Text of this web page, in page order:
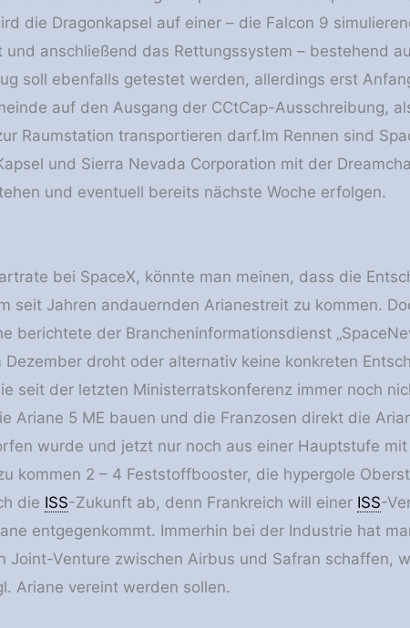
die Dragonkapsel auf einer – die Falcon 9
und anschließend das Rettungssystem – bestehend
soll ebenfalls getestet werden, allerdings erst
auf den Ausgang der CCtCap-Ausschreibung,
Raumstation transportieren darf.Im Rennen sind
und Sierra Nevada Corporation mit der
und eventuell bereits nächste Woche erfolgen.
bei SpaceX, könnte man meinen, dass die
seit Jahren andauernden Arianestreit zu kommen.
berichtete der Brancheninformationsdienst
droht oder alternativ keine konkreten
seit der letzten Ministerratskonferenz immer noch
Ariane 5 ME bauen und die Franzosen direkt die
wurde und jetzt nur noch aus einer Hauptstufe mit
kommen 2 – 4 Feststoffbooster, die hypergole
die ISS-Zukunft ab, denn Frankreich will einer ISS-
entgegenkommt. Immerhin bei der Industrie hat
Venture zwischen Airbus und Safran schaffen,
Ariane vereint werden sollen.